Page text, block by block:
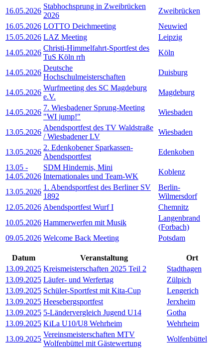
16.05.2026
Stabhochsprung in Zweibrücken
2026
Zweibrücken
16.05.2026 LOTTO Deichmeeting
Neuwied
15.05.2026 LAZ Meeting
Leipzig
14.05.2026
Christi-Himmelfahrt-Sportfest des
TuS Köln rrh
Köln
14.05.2026
Deutsche
Hochschulmeisterschaften
Duisburg
14.05.2026
Wurfmeeting des SC Magdeburg
e.V.
Magdeburg
14.05.2026
7. Wiesbadener Sprung-Meeting
"WI jump!"
Wiesbaden
13.05.2026
Abendsportfest des TV Waldstraße
/ Wiesbadener LV
Wiesbaden
13.05.2026
2. Edenkobener Sparkassen-
Abendsportfest
Edenkoben
13.05 -
14.05.2026
SDM Hindernis, Mini
Internationales und Team-WK
Koblenz
13.05.2026
1. Abendsportfest des Berliner SV
1892
Berlin-
Wilmersdorf
12.05.2026 Abendsportfest Wurf I
Chemnitz
10.05.2026 Hammerwerfen mit Musik
Langenbrand
(Forbach)
09.05.2026 Welcome Back Meeting Potsdam
Datum Veranstaltung
Ort
13.09.2025 Kreismeisterschaften 2025 Teil 2
Stadthagen
13.09.2025 Läufer- und Werfertag
Zülpich
13.09.2025 Schüler-Sportfest mit Kita-Cup
Lengerich
13.09.2025 Heesebergsportfest
Jerxheim
13.09.2025 5-Ländervergleich Jugend U14
Gotha
13.09.2025 KiLa U10/U8 Wehrheim
Wehrheim
13.09.2025
Vereinsmeisterschaften MTV
Wolfenbüttel mit Gästewertung
Wolfenbüttel